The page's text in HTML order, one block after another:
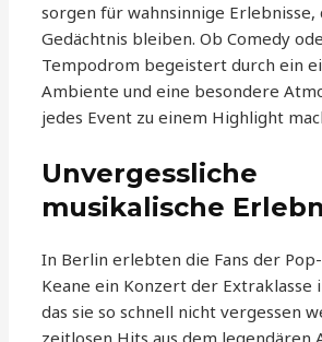
sorgen für wahnsinnige Erlebnisse,
Gedächtnis bleiben. Ob Comedy
Tempodrom begeistert durch ein
Ambiente und eine besondere
jedes Event zu einem Highlight
Unvergessliche
musikalische
In Berlin erlebten die Fans der
Keane ein Konzert der Extraklasse
das sie so schnell nicht vergessen